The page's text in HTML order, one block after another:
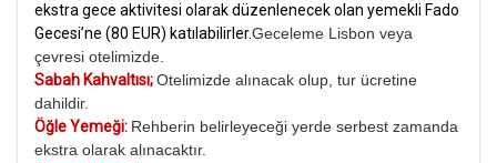
ekstra gece aktivitesi olarak düzenlenecek olan yemekli Fado
Gecesi’ne (80 EUR) katılabilirler.Geceleme Lisbon veya
çevresi otelimizde.
Sabah Kahvaltısı;Otelimizde alınacak olup, tur ücretine
dahildir.
Öğle Yemeği: Rehberin belirleyeceği yerde serbest zamanda
ekstra olarak alınacaktır.